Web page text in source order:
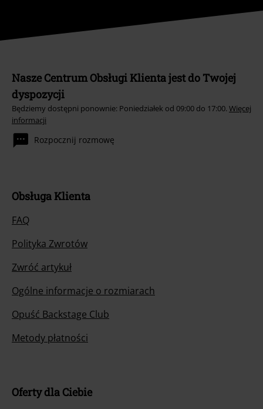
Nasze Centrum Obsługi Klienta jest do Twojej
dyspozycji
Będziemy dostępni ponownie: Poniedziałek od 09:00 do 17:00. Więcej
informacji
Rozpocznij rozmowę
Obsługa Klienta
FAQ
Polityka Zwrotów
Zwróć artykuł
Ogólne informacje o rozmiarach
Opuść Backstage Club
Metody płatności
Oferty dla Ciebie